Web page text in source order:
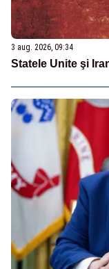
3 aug. 2026, 09:34
Statele Unite şi